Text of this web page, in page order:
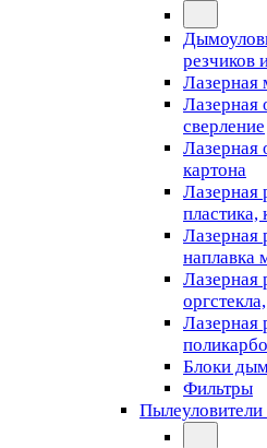
резчиков
Лазерная
Лазерная
сверление
Лазерная
картона
Лазерная
пластика,
Лазерная
наплавка
Лазерная
Лазерная
Блоки
Фильтры
Пылеуловители